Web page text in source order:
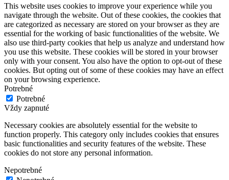
This website uses cookies to improve your experience while you
navigate through the website. Out of these cookies, the cookies that
are categorized as necessary are stored on your browser as they are
essential for the working of basic functionalities of the website. We
also use third-party cookies that help us analyze and understand how
you use this website. These cookies will be stored in your browser
only with your consent. You also have the option to opt-out of these
cookies. But opting out of some of these cookies may have an effect
on your browsing experience.
Potrebné
Potrebné
Vždy zapnuté
Necessary cookies are absolutely essential for the website to
function properly. This category only includes cookies that ensures
basic functionalities and security features of the website. These
cookies do not store any personal information.
Nepotrebné